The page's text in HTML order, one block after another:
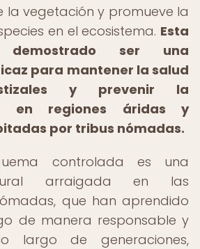
la vegetación y promueve la
en el ecosistema. Esta
ser una
para mantener la salud
y prevenir la
en regiones áridas y
por tribus nómadas.
controlada es una
arraigada en las
que han aprendido
de manera responsable y
largo de generaciones,